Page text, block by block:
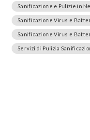
Sanificazione e Pulizie in
Sanificazione Virus e
Sanificazione Virus e
Servizi di Pulizia